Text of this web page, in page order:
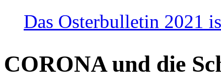
Das Osterbulletin 2021
CORONA und die